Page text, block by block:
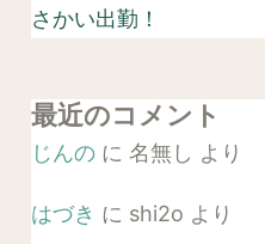
さかい出勤！
最近のコメント
じんのに 名無し より
はづき に shi2o より